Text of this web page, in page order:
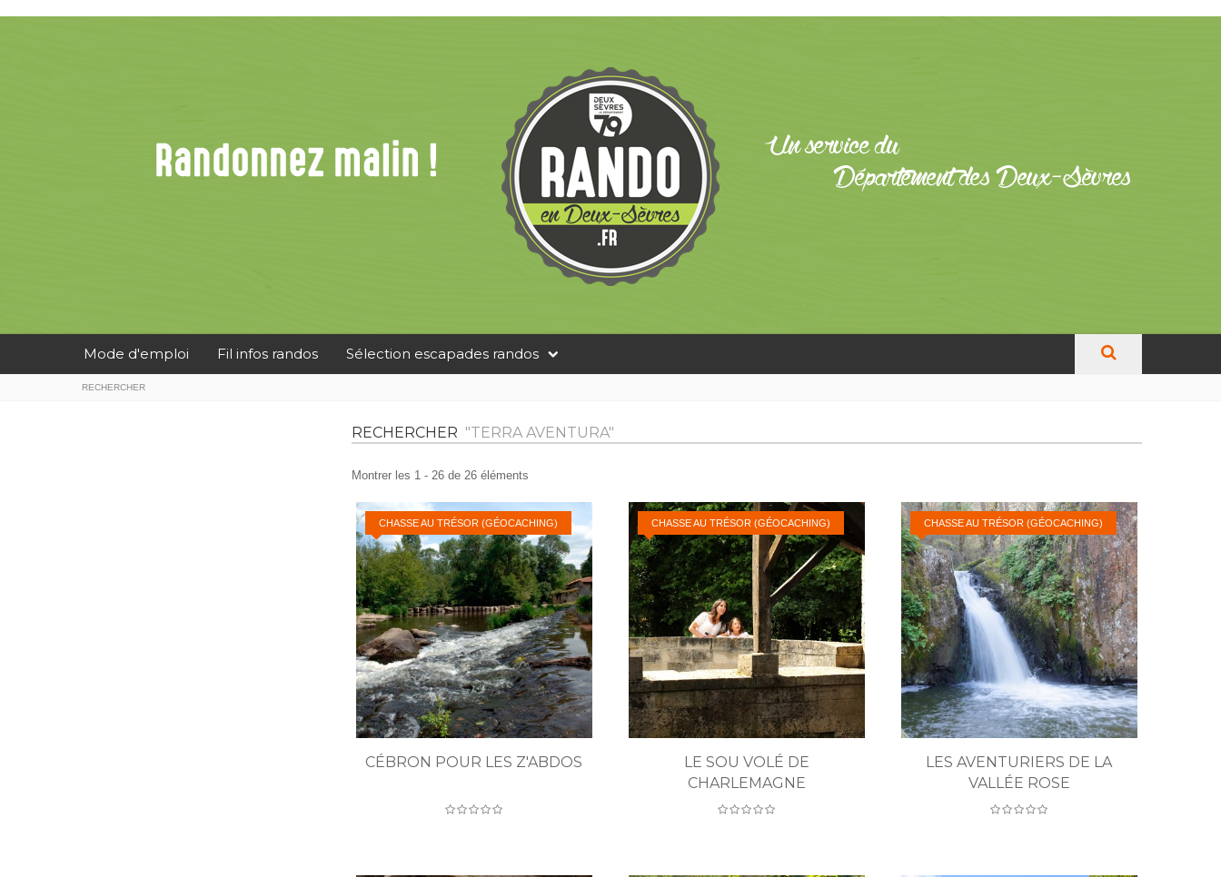
Mode d'emploi Fil infos randos Sélection escapades randos
RECHERCHER
RECHERCHER "TERRA AVENTURA"
Montrer les 1 - 26 de 26 éléments
CÉBRON POUR LES Z'ABDOS
CHASSE AU TRÉSOR (GÉOCACHING)
LE SOU VOLÉ DE
CHARLEMAGNE
CHASSE AU TRÉSOR (GÉOCACHING)
LES AVENTURIERS DE LA
VALLÉE ROSE
CHASSE AU TRÉSOR (GÉOCACHING)